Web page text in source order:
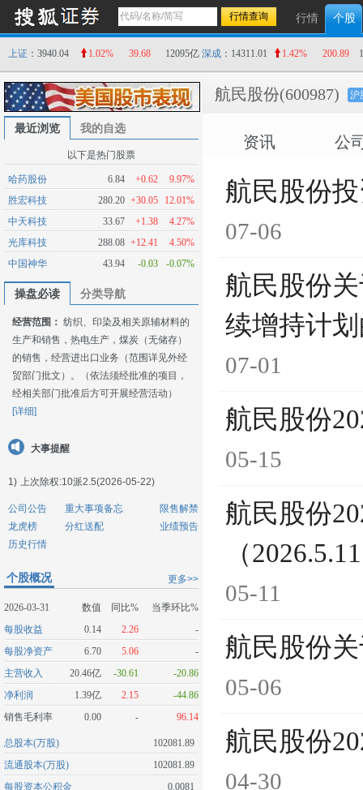
行情 个股
上证 ：3940.04 1.02% 39.68 12095亿 深成 ：14311.01 1.42% 200.89
最近浏览 我的自选
以下是热门股票
哈药股份 6.84 +0.62
9.97%
胜宏科技
280.20 +30.05
12.01%
中天科技
33.67 +1.38
4.27%
光库科技
288.08 +12.41
4.50%
中国神华
43.94 -0.03 -0.07%
操盘必读 分类导航
经营范围： 纺织、印染及相关原辅材料的
生产和销售，热电生产，煤炭（无储存）
的销售，经营进出口业务（范围详见外经
贸部门批文）。（依法须经批准的项目，
经相关部门批准后方可开展经营活动）
[详细]
大事提醒
1) 上次除权:10派2.5(2026-05-22)
公司公告 重大事项备忘
限售解禁
龙虎榜
分红送配
业绩预告
历史行情
更多>>
个股概况
2026-03-31 数值 同比%
当季环比%
每股收益
0.14 2.26
-
每股净资产
6.70 5.06
-
主营收入
20.46亿 -30.61
-20.86
净利润
1.39亿 2.15
-44.86
销售毛利率
0.00 - 96.14
总股本(万股)
102081.89
流通股本(万股)
102081.89
每股资本公积金
0.0081
航民股份(600987) 沪
资讯 公
航民股份
07-06
航民股份
续增持计
07-01
航民股份
05-15
航民股份
（
05-11
航民股份
05-06
航民股份
04-30